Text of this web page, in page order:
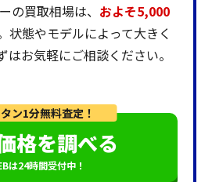
の買取相場は、 およそ5,000
状態やモデルによって大きく
お気軽にご相談ください。
ン1分無料査定！
格を調べる
は24時間受付中！